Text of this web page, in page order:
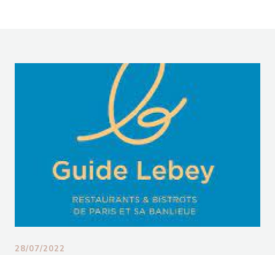
28/07/2022